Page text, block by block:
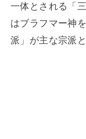
一体とされる「
はブラフマー神
派」が主な宗派